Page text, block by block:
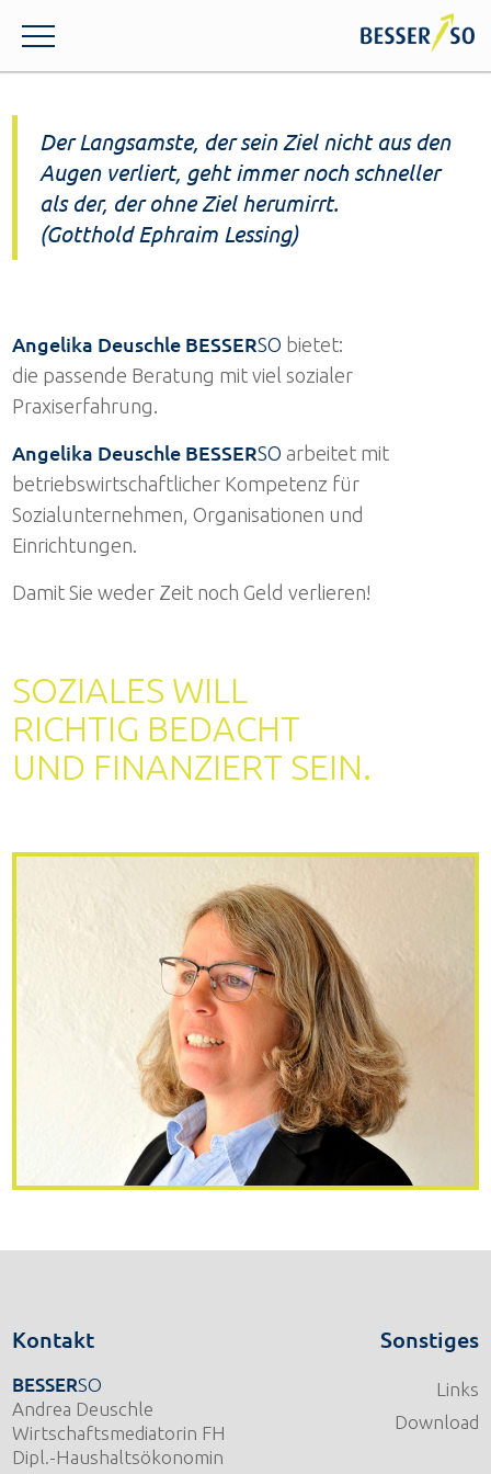
Der Langsamste, der sein Ziel nicht aus den
Augen verliert, geht immer noch schneller
als der, der ohne Ziel herumirrt.
(Gotthold Ephraim Lessing)
Angelika Deuschle BESSERSO bietet:
die passende Beratung mit viel sozialer
Praxiserfahrung.
Angelika Deuschle BESSERSO arbeitet mit
betriebswirtschaftlicher Kompetenz für
Sozialunternehmen, Organisationen und
Einrichtungen.
Damit Sie weder Zeit noch Geld verlieren!
SOZIALES WILL
RICHTIG BEDACHT
UND FINANZIERT SEIN.
Sonstiges
Links
Download
Kontakt
BESSERSO
Andrea Deuschle
Wirtschaftsmediatorin FH
Dipl.-Haushaltsökonomin